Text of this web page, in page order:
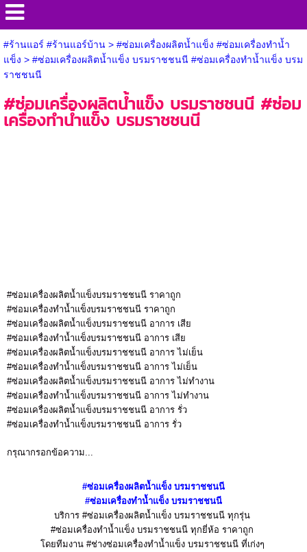
#ร้านแอร์ #ร้านแอร์บ้าน> #ซ่อมเครื่องผลิตน้ำแข็ง #ซ่อมเครื่องทำน้ำ
แข็ง > #ซ่อมเครื่องผลิตน้ำแข็ง บรมราชชนนี #ซ่อมเครื่องทำน้ำแข็ง บรม
ราชชนนี
#ซ่อมเครื่องผลิตน้ำแข็ง บรมราชชนนี #ซ่อม
เครื่องทำน้ำแข็ง บรมราชชนนี
#ซ่อมเครื่องผลิตน้ำแข็งบรมราชชนนี ราคาถูก
#ซ่อมเครื่องทำน้ำแข็งบรมราชชนนี ราคาถูก
#ซ่อมเครื่องผลิตน้ำแข็งบรมราชชนนี อาการ เสีย
#ซ่อมเครื่องทำน้ำแข็งบรมราชชนนี อาการ เสีย
#ซ่อมเครื่องผลิตน้ำแข็งบรมราชชนนี อาการ ไม่เย็น
#ซ่อมเครื่องทำน้ำแข็งบรมราชชนนี อาการ ไม่เย็น
#ซ่อมเครื่องผลิตน้ำแข็งบรมราชชนนี อาการ ไม่ทำงาน
#ซ่อมเครื่องทำน้ำแข็งบรมราชชนนี อาการ ไม่ทำงาน
#ซ่อมเครื่องผลิตน้ำแข็งบรมราชชนนี อาการ รั่ว
#ซ่อมเครื่องทำน้ำแข็งบรมราชชนนี อาการ รั่ว
กรุณากรอกข้อความ...
#ซ่อมเครื่องผลิตน้ำแข็ง บรมราชชนนี
#ซ่อมเครื่องทำน้ำแข็ง บรมราชชนนี
บริการ #ซ่อมเครื่องผลิตน้ำแข็ง บรมราชชนนี ทุกรุ่น
#ซ่อมเครื่องทำน้ำแข็ง บรมราชชนนี ทุกยี่ห้อ ราคาถูก
โดยทีมงาน #ช่างซ่อมเครื่องทำน้ำแข็ง บรมราชชนนี ที่เก่งๆ